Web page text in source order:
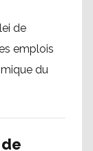
de
emplois
du